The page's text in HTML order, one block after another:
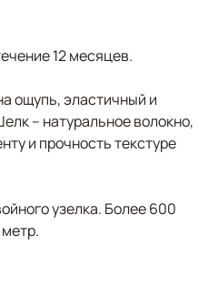
12 месяцев.
ощупь, эластичный и
– натуральное волокно,
и прочность текстуре
узелка. Более 600